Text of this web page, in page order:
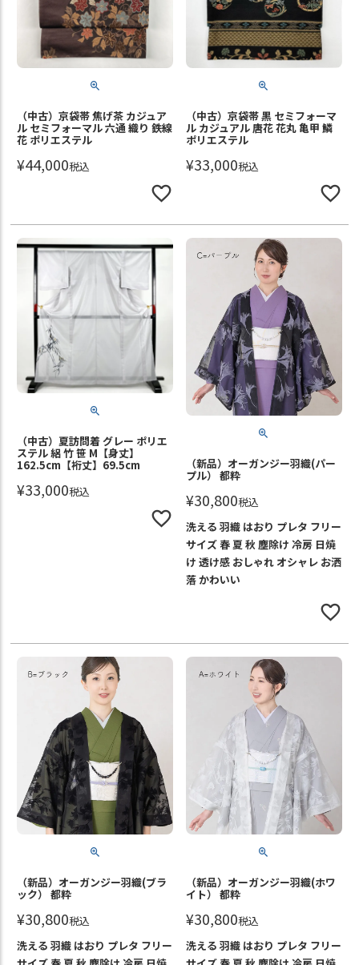
（中古）京袋帯 焦げ茶 カジュア
ル セミフォーマル 六通 織り 鉄線
花 ポリエステル
¥44,000税込
（中古）京袋帯 黒 セミフォーマ
ル カジュアル 唐花 花丸 亀甲 鱗
ポリエステル
¥33,000税込
（中古）夏訪問着 グレー ポリエ
ステル 絽 竹 笹 M【身丈】
162.5cm【裄丈】69.5cm
¥33,000税込
（新品）オーガンジー羽織(パー
プル） 都粋
¥30,800税込
洗える 羽織 はおり プレタ フリー
サイズ 春 夏 秋 塵除け 冷房 日焼
け 透け感 おしゃれ オシャレ お洒
落 かわいい
（新品）オーガンジー羽織(ブラ
ック） 都粋
¥30,800税込
洗える 羽織 はおり プレタ フリー
（新品）オーガンジー羽織(ホワ
イト） 都粋
¥30,800税込
洗える 羽織 はおり プレタ フリー